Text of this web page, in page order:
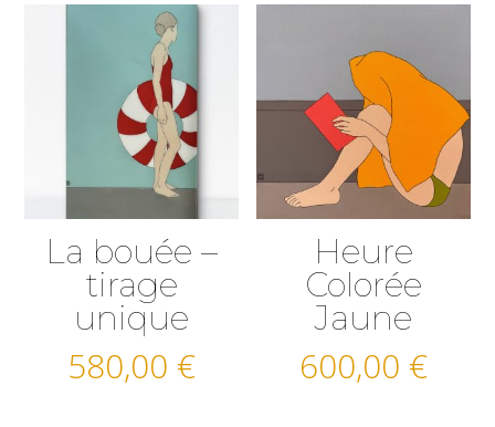
La bouée –
tirage
unique
580,00 €
Heure
Colorée
Jaune
600,00 €